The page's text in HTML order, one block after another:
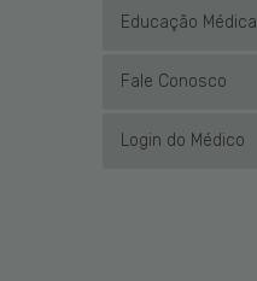
Educação Médica
Fale Conosco
Login do Médico